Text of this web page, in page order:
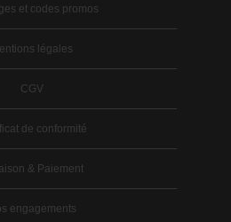
et codes promos
légales
CGV
de conformité
& Paiement
engagements